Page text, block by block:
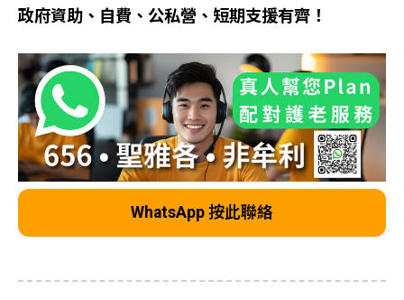
政府資助、自費、公私營、短期支援有齊！
WhatsApp 按此聯絡